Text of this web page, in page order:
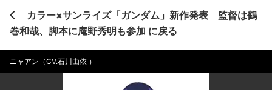
カラー×サンライズ「ガンダム」新作発表 監督は鶴
巻和哉、脚本に庵野秀明も参加 に戻る
ニャアン（CV.石川由依 ）